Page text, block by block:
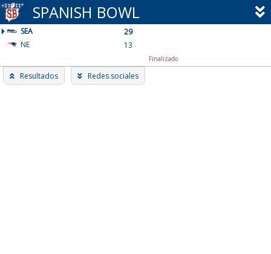
Skip
to
content
SPANISH BOWL
SEA
29
NE
13
Finalizado
Resultados Redes sociales